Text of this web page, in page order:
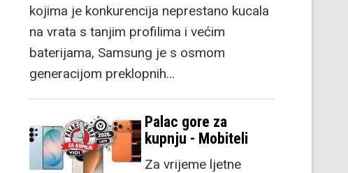
kojima je konkurencija neprestano kucala
na vrata s tanjim profilima i većim
baterijama, Samsung je s osmom
generacijom preklopnih…
Palac gore za
kupnju - Mobiteli
Za vrijeme ljetne